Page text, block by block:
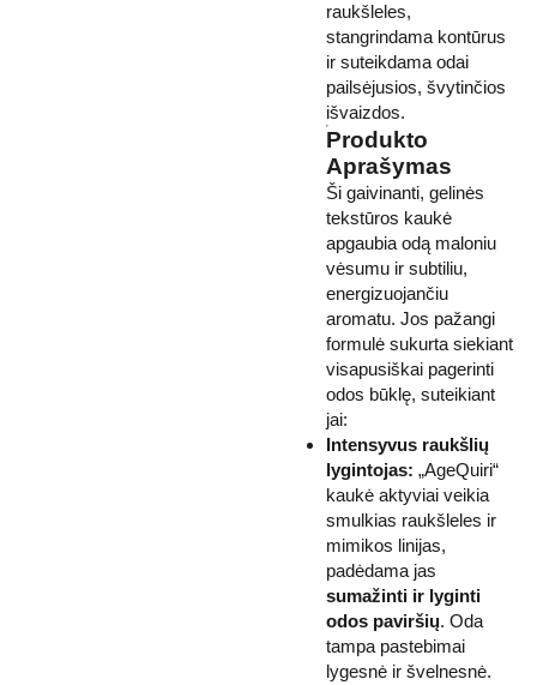
raukšleles,
stangrindama kontūrus
ir suteikdama odai
pailsėjusios, švytinčios
išvaizdos.
Produkto
Aprašymas
Ši gaivinanti, gelinės
tekstūros kaukė
apgaubia odą maloniu
vėsumu ir subtiliu,
energizuojančiu
aromatu. Jos pažangi
formulė sukurta siekiant
visapusiškai pagerinti
odos būklę, suteikiant
jai:
Intensyvus raukšlių
lygintojas: „AgeQuiri“
kaukė aktyviai veikia
smulkias raukšleles ir
mimikos linijas,
padėdama jas
sumažinti ir lyginti
odos paviršių. Oda
tampa pastebimai
lygesnė ir švelnesnė.